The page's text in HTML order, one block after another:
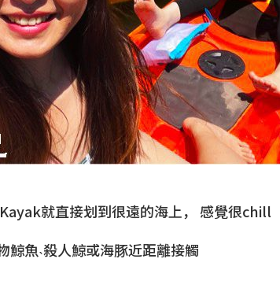
就直接划到很遠的海上， 感覺很chill
鯨魚˴殺人鯨或海豚近距離接觸